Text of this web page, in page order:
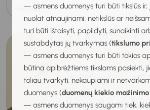
— asmens duomenys turi būti tikslūs ir,
nuolat atnaujinami; netikslūs ar
turi būti ištaisyti, papildyti, sunaikinti
sustabdytas jų tvarkymas (tikslumo
— asmens duomenys turi būti tokios
būtina apibrėžtiems tikslams pasiekti,
toliau tvarkyti, nekaupiami ir
duomenys (duomenų kiekio
— asmens duomenys saugomi tiek,
metu ka...